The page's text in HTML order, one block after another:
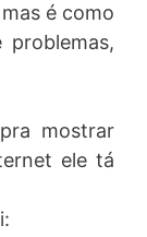
é como
mostrar
ele tá